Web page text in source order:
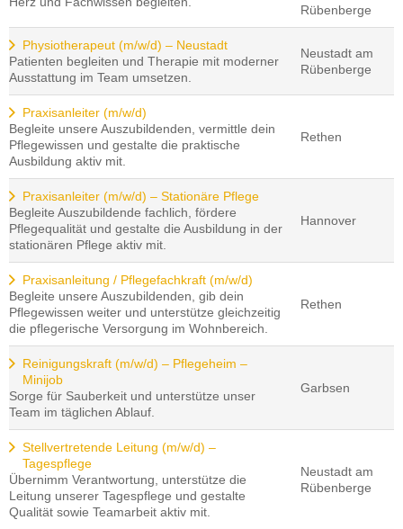
Rübenberge
Physiotherapeut (m/w/d) – Neustadt
Patienten begleiten und Therapie mit moderner
Ausstattung im Team umsetzen.
Neustadt am
Rübenberge
Praxisanleiter (m/w/d)
Begleite unsere Auszubildenden, vermittle dein
Pflegewissen und gestalte die praktische
Ausbildung aktiv mit.
Rethen
Praxisanleiter (m/w/d) – Stationäre Pflege
Begleite Auszubildende fachlich, fördere
Pflegequalität und gestalte die Ausbildung in der
stationären Pflege aktiv mit.
Hannover
Praxisanleitung / Pflegefachkraft (m/w/d)
Begleite unsere Auszubildenden, gib dein
Pflegewissen weiter und unterstütze gleichzeitig
die pflegerische Versorgung im Wohnbereich.
Rethen
Reinigungskraft (m/w/d) – Pflegeheim –
Minijob
Sorge für Sauberkeit und unterstütze unser
Team im täglichen Ablauf.
Garbsen
Stellvertretende Leitung (m/w/d) –
Tagespflege
Übernimm Verantwortung, unterstütze die
Leitung unserer Tagespflege und gestalte
Qualität sowie Teamarbeit aktiv mit.
Neustadt am
Rübenberge